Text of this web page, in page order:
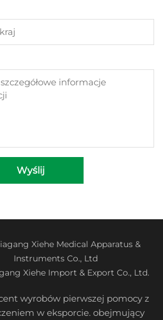
Wyślij
Xiehe Medical Apparatus &
Instruments Co., Ltd
Xiehe Import & Export Co., Ltd.
wyrobów pierwszej pomocy z
w eksporcie. obejmujący